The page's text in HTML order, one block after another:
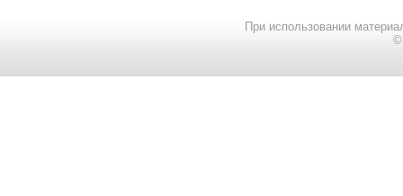
При использовании